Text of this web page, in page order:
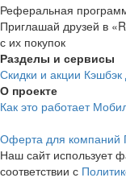
Реферальная
Приглашай друзей в
с их покупок
Разделы и сервисы
Скидки и акции Кэшбэк
О проекте
Как это работает
Оферта для компаний
Наш сайт использует
соответствии с